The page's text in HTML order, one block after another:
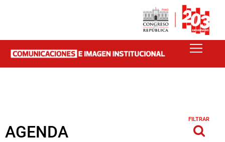
AGENDA
FILTRAR